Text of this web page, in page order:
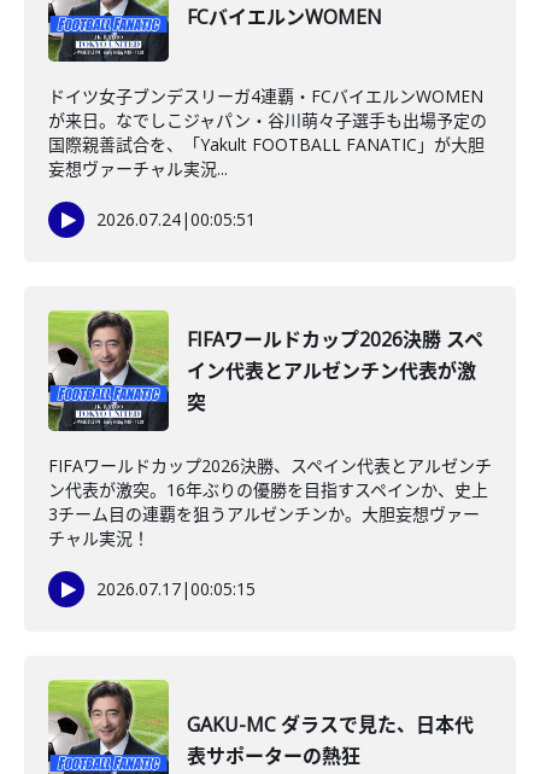
FCバイエルンWOMEN
ドイツ女子ブンデスリーガ4連覇・FCバイエルンWOMEN
が来日。なでしこジャパン・谷川萌々子選手も出場予定の
国際親善試合を、「Yakult FOOTBALL FANATIC」が大胆
妄想ヴァーチャル実況...
2026.07.24|00:05:51
FIFAワールドカップ2026決勝 スペ
イン代表とアルゼンチン代表が激
突
FIFAワールドカップ2026決勝、スペイン代表とアルゼンチ
ン代表が激突。16年ぶりの優勝を目指すスペインか、史上
3チーム目の連覇を狙うアルゼンチンか。大胆妄想ヴァー
チャル実況！
2026.07.17|00:05:15
GAKU-MC ダラスで見た、日本代
表サポーターの熱狂